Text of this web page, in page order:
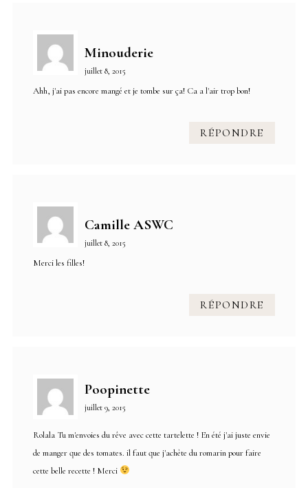
Minouderie
juillet 8, 2015
Ahh, j'ai pas encore mangé et je tombe sur ça! Ca a l'air trop bon!
RÉPONDRE
Camille ASWC
juillet 8, 2015
Merci les filles!
RÉPONDRE
Poopinette
juillet 9, 2015
Rolala Tu m'envoies du rêve avec cette tartelette ! En été j'ai juste envie
de manger que des tomates. il faut que j'achète du romarin pour faire
cette belle recette ! Merci